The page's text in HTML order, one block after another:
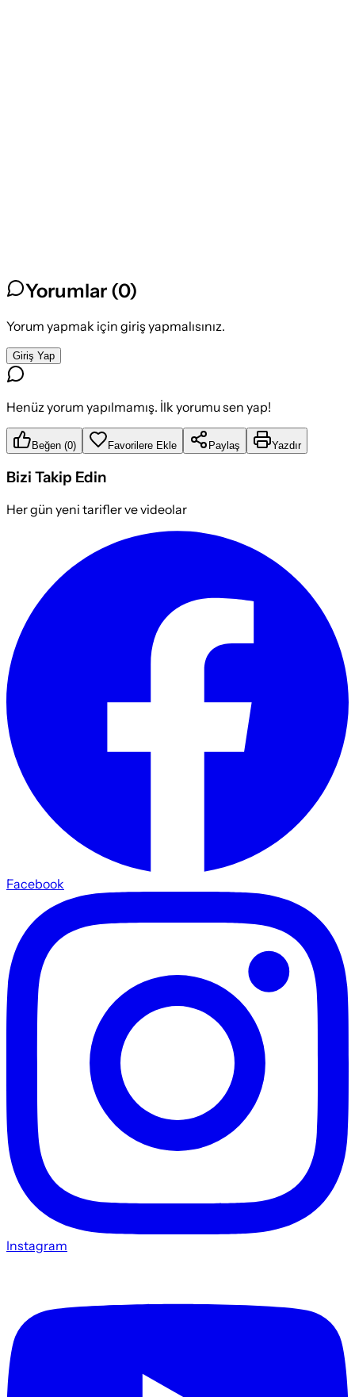
Yorumlar (0)
Yorum yapmak için giriş yapmalısınız.
Giriş Yap
Henüz yorum yapılmamış. İlk yorumu sen yap!
Beğen (0) Favorilere Ekle Paylaş Yazdır
Bizi Takip Edin
Her gün yeni tarifler ve videolar
Facebook
Instagram